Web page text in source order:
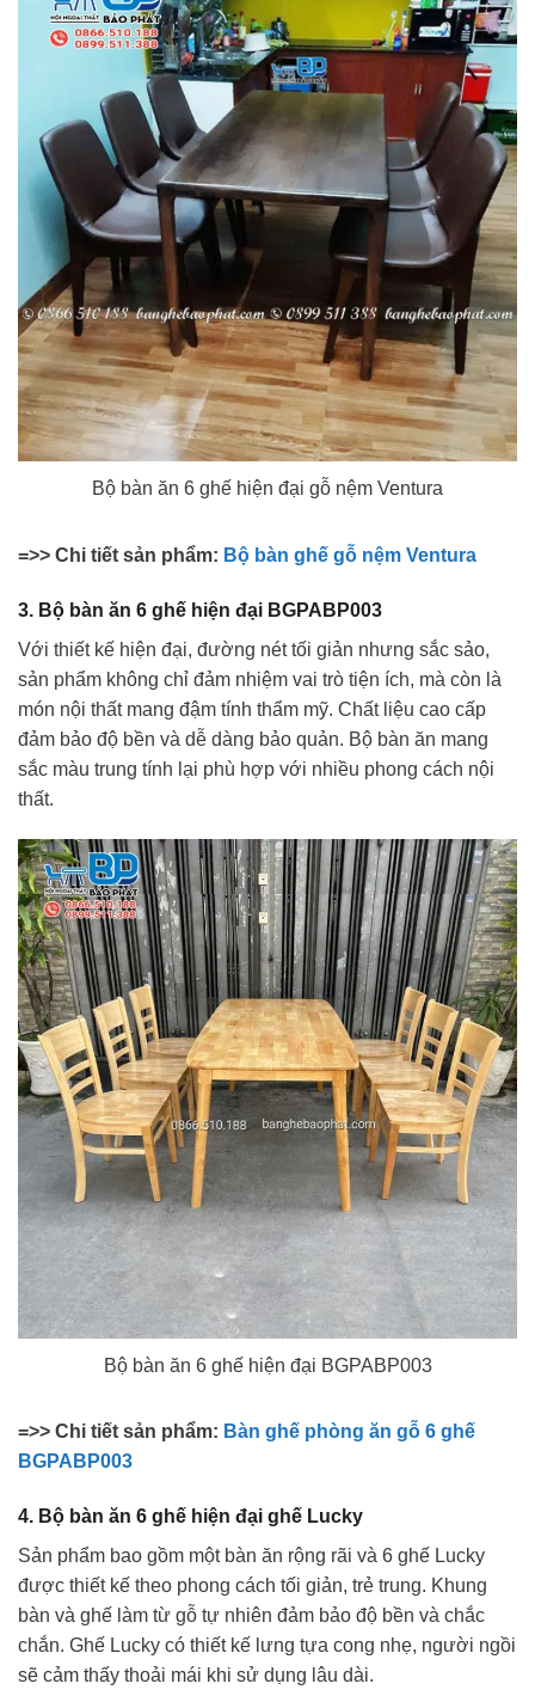
Bộ bàn ăn 6 ghế hiện đại gỗ nệm Ventura
=>> Chi tiết sản phẩm: Bộ bàn ghế gỗ nệm Ventura
3. Bộ bàn ăn 6 ghế hiện đại BGPABP003
Với thiết kế hiện đại, đường nét tối giản nhưng sắc sảo,
sản phẩm không chỉ đảm nhiệm vai trò tiện ích, mà còn là
món nội thất mang đậm tính thẩm mỹ. Chất liệu cao cấp
đảm bảo độ bền và dễ dàng bảo quản. Bộ bàn ăn mang
sắc màu trung tính lại phù hợp với nhiều phong cách nội
thất.
Bộ bàn ăn 6 ghế hiện đại BGPABP003
=>> Chi tiết sản phẩm: Bàn ghế phòng ăn gỗ 6 ghế
BGPABP003
4. Bộ bàn ăn 6 ghế hiện đại ghế Lucky
Sản phẩm bao gồm một bàn ăn rộng rãi và 6 ghế Lucky
được thiết kế theo phong cách tối giản, trẻ trung. Khung
bàn và ghế làm từ gỗ tự nhiên đảm bảo độ bền và chắc
chắn. Ghế Lucky có thiết kế lưng tựa cong nhẹ, người ngồi
sẽ cảm thấy thoải mái khi sử dụng lâu dài.